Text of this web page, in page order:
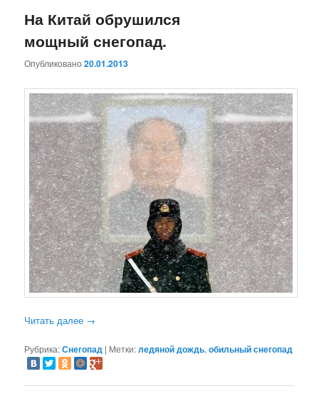
На Китай обрушился
мощный снегопад.
Опубликовано20.01.2013
Читать далее →
Рубрика:Снегопад | Метки:ледяной дождь,обильный снегопад